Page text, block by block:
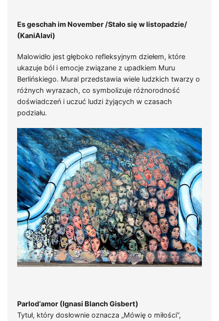
Es geschah im November /Stało się w listopadzie/
(KaniAlavi)
Malowidło jest głęboko refleksyjnym dziełem, które
ukazuje ból i emocje związane z upadkiem Muru
Berlińskiego. Mural przedstawia wiele ludzkich twarzy o
różnych wyrazach, co symbolizuje różnorodność
doświadczeń i uczuć ludzi żyjących w czasach
podziału.
Parlod‘amor (Ignasi Blanch Gisbert)
Tytuł, który dosłownie oznacza „Mówię o miłości”,